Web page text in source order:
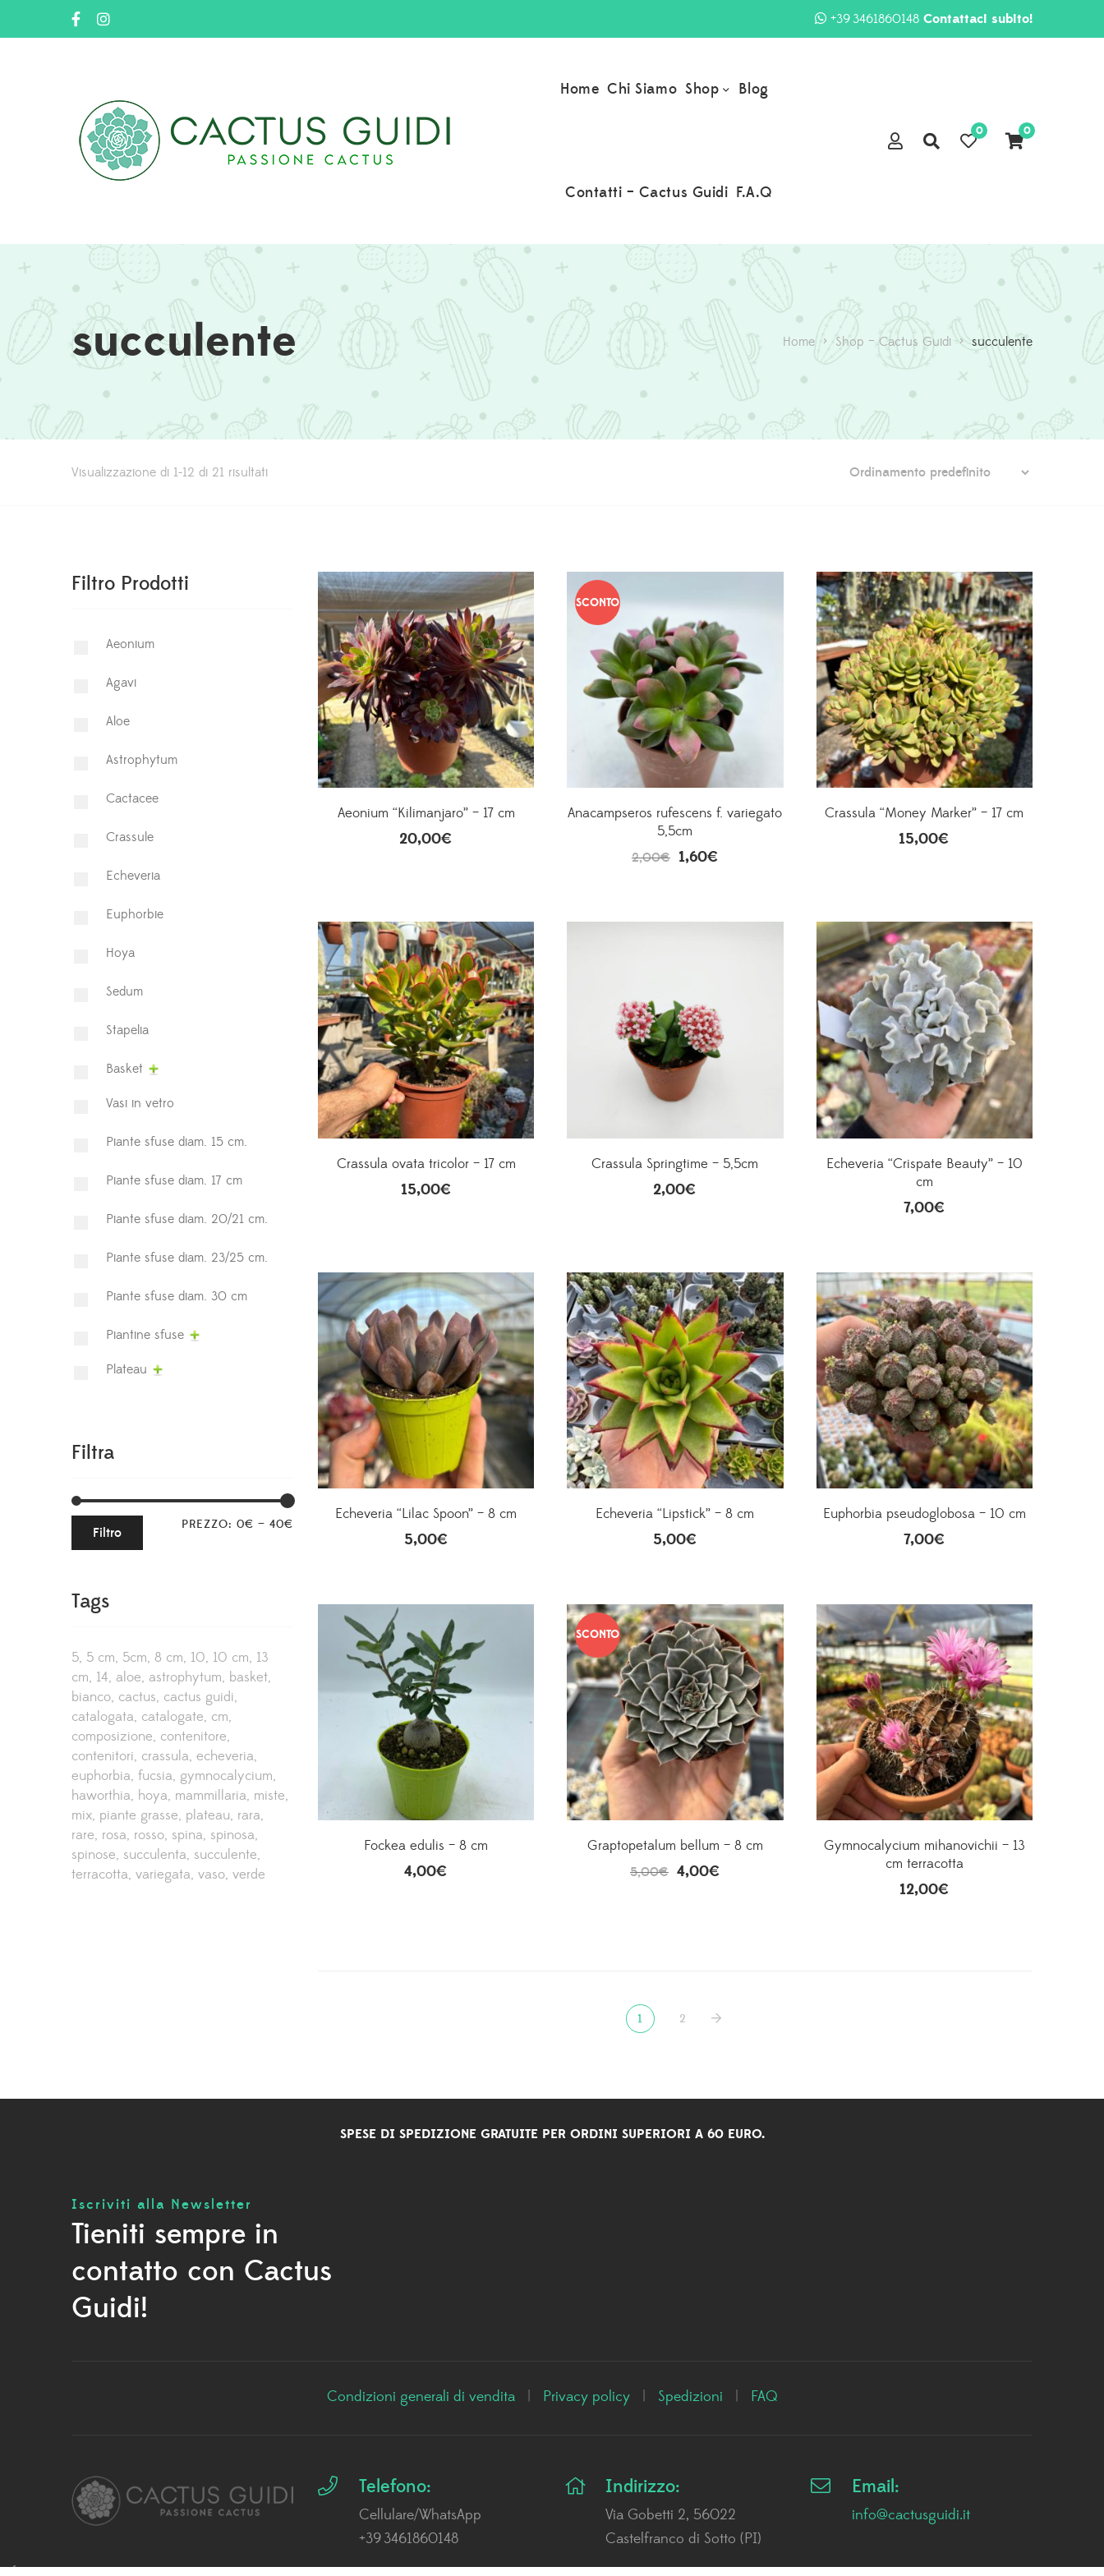
+39 3461860148 Contattaci subito!
Home Chi Siamo Shop Blog
Contatti – Cactus Guidi F.A.Q
0 0
succulente Home > Shop – Cactus Guidi > succulente
Visualizzazione di 1-12 di 21 risultati
Aeonium “Kilimanjaro” – 17 cm
20,00€
SCONTO
Anacampseros rufescens f. variegato
5,5cm
2,00€ 1,60€
Crassula “Money Marker” – 17 cm
15,00€
Crassula ovata tricolor – 17 cm
15,00€
Crassula Springtime – 5,5cm
2,00€
Echeveria “Crispate Beauty” – 10
cm
7,00€
Echeveria “Lilac Spoon” – 8 cm
5,00€
Echeveria “Lipstick” – 8 cm
5,00€
Euphorbia pseudoglobosa – 10 cm
7,00€
Fockea edulis – 8 cm
4,00€
SCONTO
Graptopetalum bellum – 8 cm
5,00€ 4,00€
Gymnocalycium mihanovichii – 13
cm terracotta
12,00€
1 2
Filtro Prodotti
Aeonium
Agavi
Aloe
Astrophytum
⁠Cactacee
⁠Crassule
Echeveria
Euphorbie
Hoya
⁠Sedum
Stapelia
Basket
Vasi in vetro
Piante sfuse diam. 15 cm.
Piante sfuse diam. 17 cm
Piante sfuse diam. 20/21 cm.
Piante sfuse diam. 23/25 cm.
Piante sfuse diam. 30 cm
Piantine sfuse
Plateau
Filtra
Filtro PREZZO: 0€ — 40€
Tags
5 5 cm 5cm 8 cm 10 10 cm 13
cm 14 aloe astrophytum basket
bianco cactus cactus guidi
catalogata catalogate cm
composizione contenitore
contenitori crassula echeveria
euphorbia fucsia gymnocalycium
haworthia hoya mammillaria miste
mix piante grasse plateau rara
rare rosa rosso spina spinosa
spinose succulenta succulente
terracotta variegata vaso verde
SPESE DI SPEDIZIONE GRATUITE PER ORDINI SUPERIORI A 60 EURO.
Iscriviti alla Newsletter
Tieniti sempre in
contatto con Cactus
Guidi!
Condizioni generali di vendita| Privacy policy| Spedizioni FAQ
Telefono:
Cellulare/WhatsApp
+39 3461860148
Indirizzo:
Via Gobetti 2, 56022
Castelfranco di Sotto (PI)
Email:
info@cactusguidi.it